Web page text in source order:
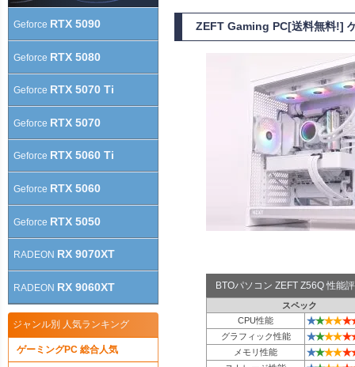
ZEFT Gaming PC[送料無料!]
BTOパソコン ZEFT Z56Q 性能
スペック
CPU性能
★★★★★
グラフィック性能 ★★★★★
メモリ性能 ★★★★★
Geforce RTX 5090
Geforce RTX 5080
Geforce RTX 5070 Ti
Geforce RTX 5070
Geforce RTX 5060 Ti
Geforce RTX 5060
Geforce RTX 5050
RADEON RX 9070XT
RADEON RX 9060XT
ジャンル別 人気ランキング
ゲーミングPC 総合人気